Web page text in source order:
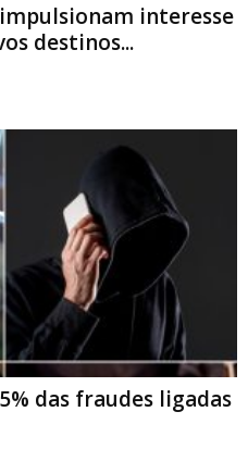
interesse
destinos...
das fraudes ligadas